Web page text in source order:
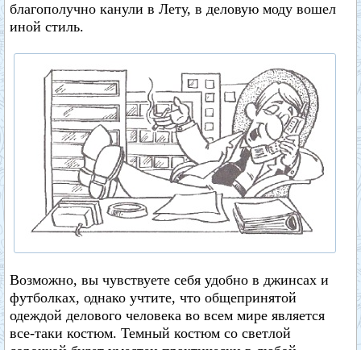
благополучно канули в Лету, в деловую моду вошел
иной стиль.
Возможно, вы чувствуете себя удобно в джинсах и
футболках, однако учтите, что общепринятой
одеждой делового человека во всем мире является
все-таки костюм. Темный костюм со светлой